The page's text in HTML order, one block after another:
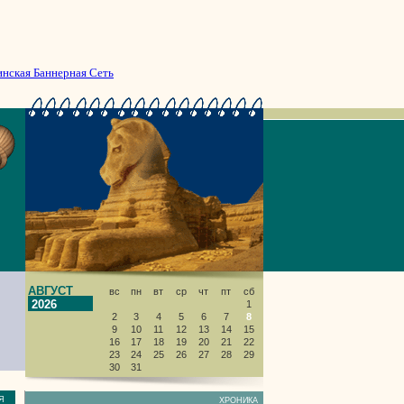
Баннерная Сеть
АВГУСТ
2026
вс пн вт ср чт пт
сб
1
2
3 4 5 6 7
8
9
10 11 12 13 14
15
16
17 18 19 20 21
22
23
24 25 26 27 28
29
30
31
ХРОНИКА